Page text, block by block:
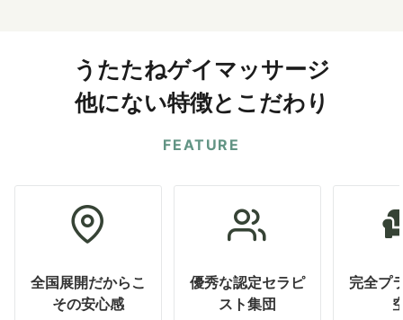
うたたねゲイマッサージ
他にない特徴とこだわり
FEATURE
全国展開だからこ
その安心感
優秀な認定セラピ
スト集団
完全プ